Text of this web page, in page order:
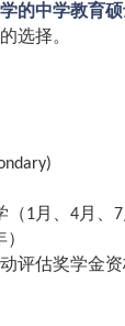
的中学教育硕
选择。
（1 月、 4月、 7
评估奖学金资